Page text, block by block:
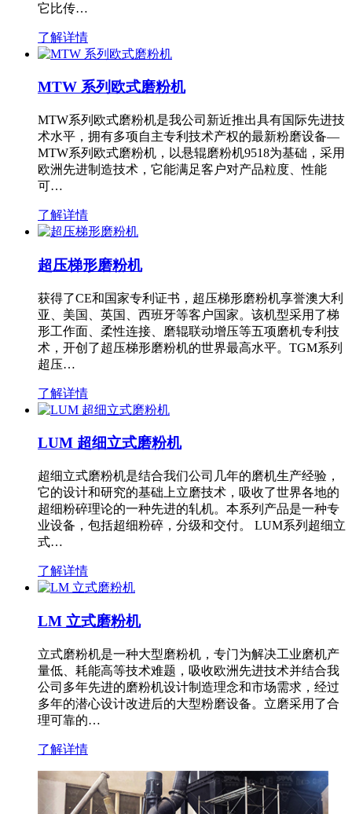
它比传…
了解详情
MTW 系列欧式磨粉机
MTW系列欧式磨粉机是我公司新近推出具有国际先进技
术水平，拥有多项自主专利技术产权的最新粉磨设备—
MTW系列欧式磨粉机，以悬辊磨粉机9518为基础，采用
欧洲先进制造技术，它能满足客户对产品粒度、性能
可…
了解详情
超压梯形磨粉机
获得了CE和国家专利证书，超压梯形磨粉机享誉澳大利
亚、美国、英国、西班牙等客户国家。该机型采用了梯
形工作面、柔性连接、磨辊联动增压等五项磨机专利技
术，开创了超压梯形磨粉机的世界最高水平。TGM系列
超压…
了解详情
LUM 超细立式磨粉机
超细立式磨粉机是结合我们公司几年的磨机生产经验，
它的设计和研究的基础上立磨技术，吸收了世界各地的
超细粉碎理论的一种先进的轧机。本系列产品是一种专
业设备，包括超细粉碎，分级和交付。 LUM系列超细立
式…
了解详情
LM 立式磨粉机
立式磨粉机是一种大型磨粉机，专门为解决工业磨机产
量低、耗能高等技术难题，吸收欧洲先进技术并结合我
公司多年先进的磨粉机设计制造理念和市场需求，经过
多年的潜心设计改进后的大型粉磨设备。立磨采用了合
理可靠的…
了解详情